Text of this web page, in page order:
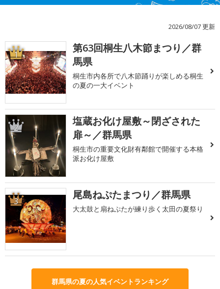
2026/08/07 更新
1
第63回桐生八木節まつり／群
馬県
桐生市内各所で八木節踊りが楽しめる桐生
の夏の一大イベント
2
塩蔵お化け屋敷～閉ざされた
扉～／群馬県
桐生市の重要文化財有鄰館で開催する本格
派お化け屋敷
3 尾島ねぷたまつり／群馬県
大太鼓と扇ねぷたが練り歩く太田の夏祭り
群馬県の夏の人気イベントランキング